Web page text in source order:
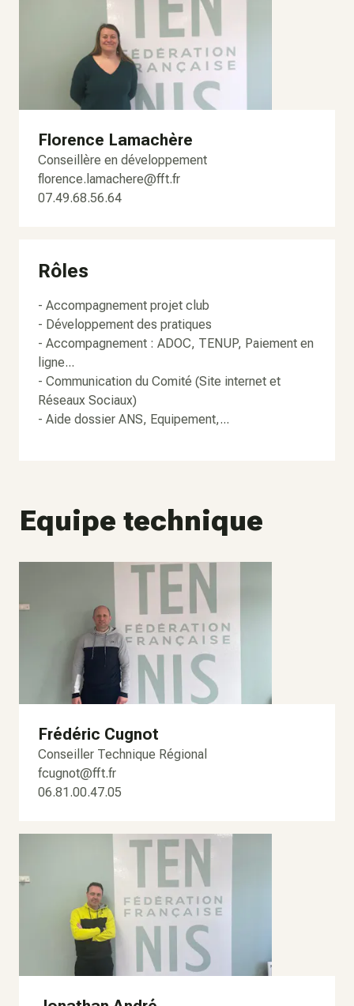
Florence Lamachère
Conseillère en développement
florence.lamachere@fft.fr
07.49.68.56.64
Rôles
- Accompagnement projet club
- Développement des pratiques
- Accompagnement : ADOC, TENUP, Paiement en
ligne...
- Communication du Comité (Site internet et
Réseaux Sociaux)
- Aide dossier ANS, Equipement,...
Equipe technique
Frédéric Cugnot
Conseiller Technique Régional
fcugnot@fft.fr
06.81.00.47.05